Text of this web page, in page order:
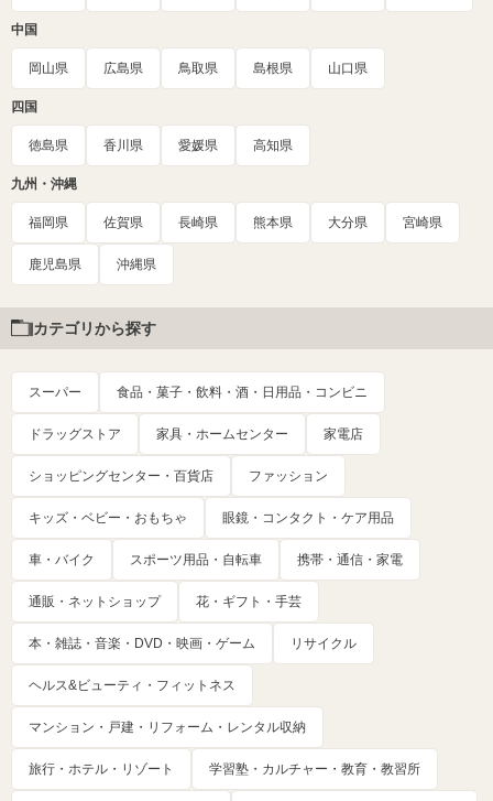
中国
岡山県 広島県 鳥取県 島根県 山口県
四国
徳島県 香川県 愛媛県 高知県
九州・沖縄
福岡県 佐賀県 長崎県 熊本県 大分県 宮崎県
鹿児島県 沖縄県
カテゴリから探す
スーパー 食品・菓子・飲料・酒・日用品・コンビニ
ドラッグストア 家具・ホームセンター 家電店
ショッピングセンター・百貨店 ファッション
キッズ・ベビー・おもちゃ 眼鏡・コンタクト・ケア用品
車・バイク スポーツ用品・自転車 携帯・通信・家電
通販・ネットショップ 花・ギフト・手芸
本・雑誌・音楽・DVD・映画・ゲーム リサイクル
ヘルス&ビューティ・フィットネス
マンション・戸建・リフォーム・レンタル収納
旅行・ホテル・リゾート 学習塾・カルチャー・教育・教習所